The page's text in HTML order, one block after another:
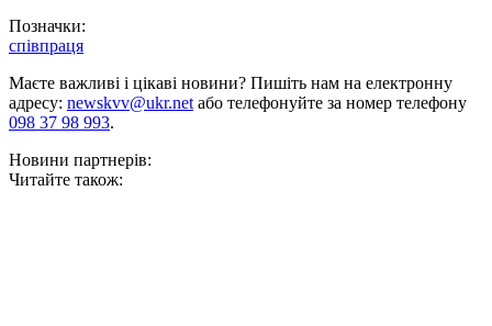
Позначки:
співпраця
Маєте важливі і цікаві новини? Пишіть нам на електронну
адресу: newskvv@ukr.netабо телефонуйте за номер телефону
098 37 98 993.
Новини партнерів:
Читайте також: